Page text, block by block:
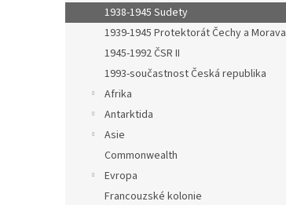
n
e
1938-1945 Sudety
1939-1945 Protektorát Čechy a Morava
1945-1992 ČSR II
1993-součastnost Česká republika
Afrika
Antarktida
Asie
Commonwealth
Evropa
Francouzské kolonie